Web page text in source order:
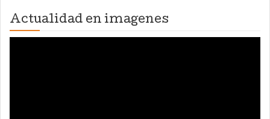
Actualidad en imagenes